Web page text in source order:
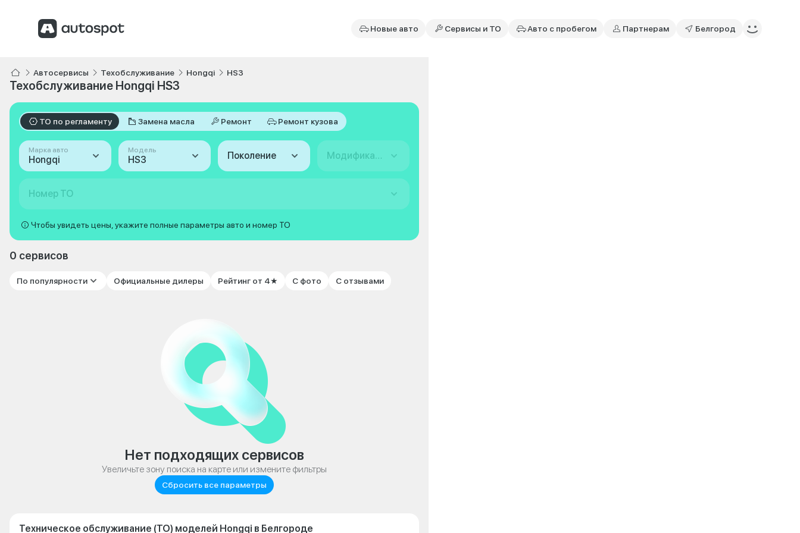
Новые авто Сервисы и ТО Авто с пробегом Партнерам Белгород
Автосервисы Техобслуживание Hongqi HS3
Техобслуживание Hongqi HS3
ТО по регламенту Замена масла Ремонт Ремонт кузова
Марка авто
Hongqi
Модель
HS3 Поколение Модификация
Номер ТО
Чтобы увидеть цены, укажите полные параметры авто и номер ТО
0 сервисов
По популярности Официальные дилеры Рейтинг от 4★ С фото С отзывами
Нет подходящих сервисов
Увеличьте зону поиска на карте или измените фильтры
Сбросить все параметры
Техническое обслуживание (ТО) моделей Hongqi в Белгороде